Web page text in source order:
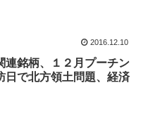
2016.12.10
連銘柄、１２月プーチン
日で北方領土問題、経済